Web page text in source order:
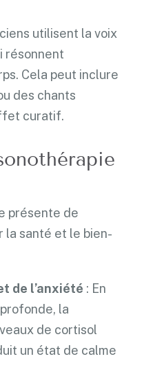
utilisent la voix
résonnent
Cela peut inclure
des chants
curatif.
présente de
la santé et le bien-
de l’anxiété : En
la
de cortisol
un état de calme